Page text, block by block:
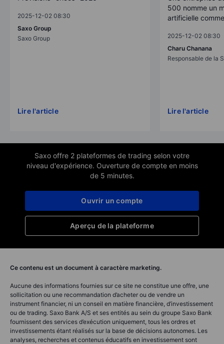
2025-12-02 08:30
Saxo Group
Saxo Group
Lire l'article
500 nomme un
artificielle
2025-12-02 08:30
Charu Chanana
Responsable de la
Lire l'article
Saxo offre 2 plateformes de trading selon votre
niveau d'expérience. Ouverture de compte en moins
de 5 minutes.
Aperçu de la plateforme
Ouvrir un compte
Ce contenu est un document à caractère marketing.
Aucune des informations fournies sur ce site ne constitue une offre, une
sollicitation ou une recommandation d’acheter ou de vendre un
instrument financier, ni un conseil en matière financière, d’investissement
ou de trading. Saxo Bank A/S et ses entités au sein du groupe Saxo Bank
fournissent des services d’exécution uniquement, tous les ordres et
investissements étant réalisés sur la base de décisions autonomes. Les
analyses, recherches et contenus éducatifs en investissement sont